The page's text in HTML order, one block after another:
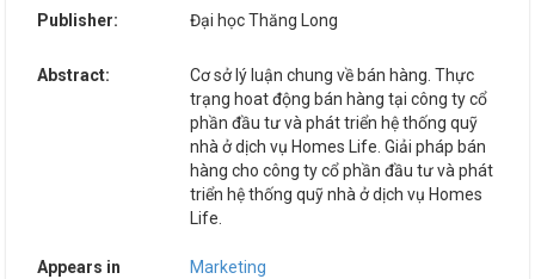
Publisher: Đại học Thăng Long
Abstract:
Cơ sở lý luận chung về bán hàng. Thực
trạng hoat động bán hàng tại công ty cổ
phần đầu tư và phát triển hệ thống quỹ
nhà ở dịch vụ Homes Life. Giải pháp bán
hàng cho công ty cổ phần đầu tư và phát
triển hệ thống quỹ nhà ở dịch vụ Homes
Life.
Appears in
Marketing